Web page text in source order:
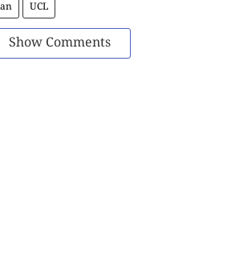
UCL
Show Comments